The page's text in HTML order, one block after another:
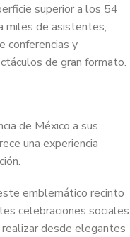
superior a los 54
miles de asistentes,
conferencias y
de gran formato.
de México a sus
una experiencia
emblemático recinto
celebraciones sociales
desde elegantes